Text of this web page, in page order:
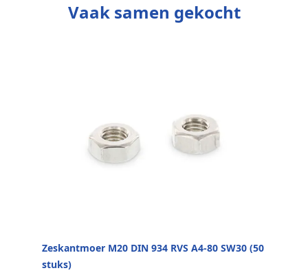
Vaak samen gekocht
Zeskantmoer M20 DIN 934 RVS A4-80 SW30 (50
stuks)